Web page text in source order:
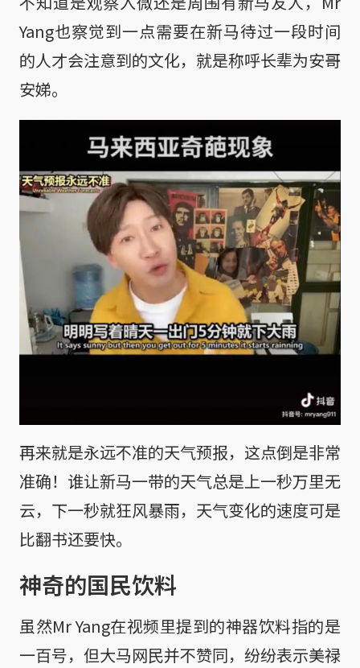
Yang也察觉到一点需要在新马待过一段时间
的人才会注意到的文化，就是称呼长辈为安哥
安娣。
再来就是永远不准的天气预报，这点倒是非常
准确！谁让新马一带的天气总是上一秒万里无
云，下一秒就狂风暴雨，天气变化的速度可是
比翻书还要快。
神奇的国民饮料
虽然Mr Yang在视频里提到的神器饮料指的是
一百号，但大马网民并不赞同，纷纷表示美禄